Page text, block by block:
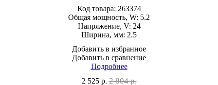
Код товара: 263374
Общая мощность, W: 5.2
Напряжение, V: 24
Ширина, мм: 2.5
Добавить в избранное
Добавить в сравнение
Подробнее
2 525 р. 2 804 р.